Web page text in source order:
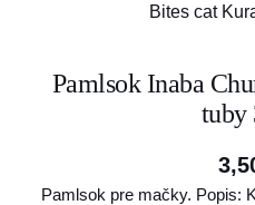
Bites cat
Pamlsok Inaba
tuby
Pamlsok pre mačky. Popis: